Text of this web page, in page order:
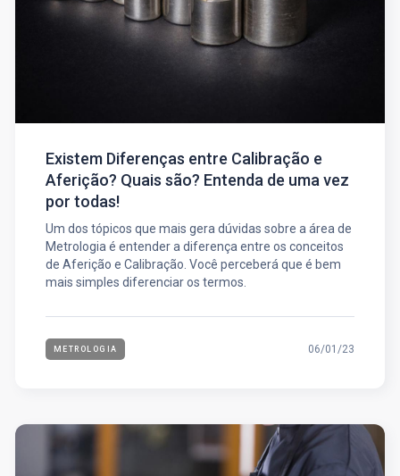
Existem Diferenças entre Calibração e
Aferição? Quais são? Entenda de uma vez
por todas!
Um dos tópicos que mais gera dúvidas sobre a área de
Metrologia é entender a diferença entre os conceitos
de Aferição e Calibração. Você perceberá que é bem
mais simples diferenciar os termos.
METROLOGIA 06/01/23